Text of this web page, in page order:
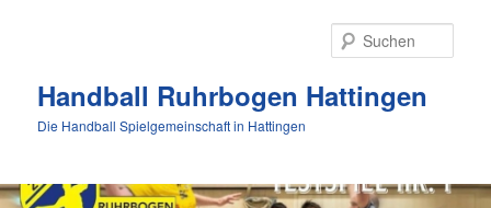
Handball Ruhrbogen Hattingen
Die Handball Spielgemeinschaft in Hattingen